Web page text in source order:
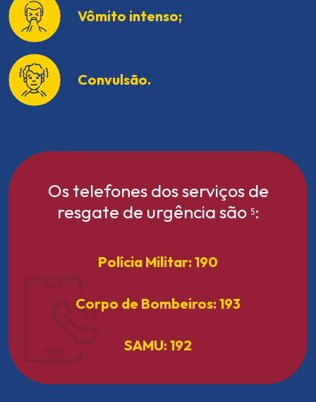
Vômito intenso;
Convulsão.
Os telefones dos serviços de
resgate de urgência são 5:
Polícia Militar: 190
Corpo de Bombeiros: 193
SAMU: 192